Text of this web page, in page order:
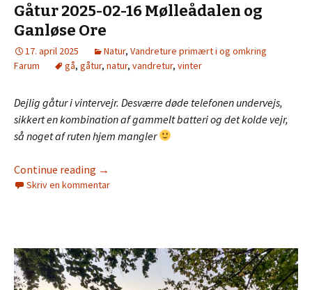
Gåtur 2025-02-16 Mølleådalen og
Ganløse Ore
17. april 2025 Natur, Vandreture primært i og omkring
Farum
gå, gåtur, natur, vandretur, vinter
Dejlig gåtur i vintervejr. Desværre døde telefonen undervejs,
sikkert en kombination af gammelt batteri og det kolde vejr,
så noget af ruten hjem mangler
Continue reading →
Skriv en kommentar